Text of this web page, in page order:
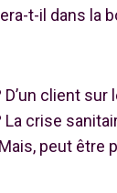
t-il dans la
client sur
La crise
peut être